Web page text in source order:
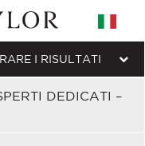
DEDICATI –
I RISULTATI